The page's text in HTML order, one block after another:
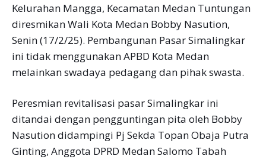
Kelurahan Mangga, Kecamatan Medan Tuntungan
diresmikan Wali Kota Medan Bobby Nasution,
Senin (17/2/25). Pembangunan Pasar Simalingkar
ini tidak menggunakan APBD Kota Medan
melainkan swadaya pedagang dan pihak swasta.
Peresmian revitalisasi pasar Simalingkar ini
ditandai dengan pengguntingan pita oleh Bobby
Nasution didampingi Pj Sekda Topan Obaja Putra
Ginting, Anggota DPRD Medan Salomo Tabah